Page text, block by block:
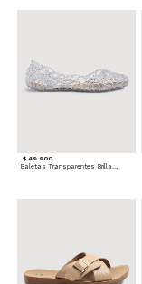
$ 49.900
Baletas Transparentes Brillantes